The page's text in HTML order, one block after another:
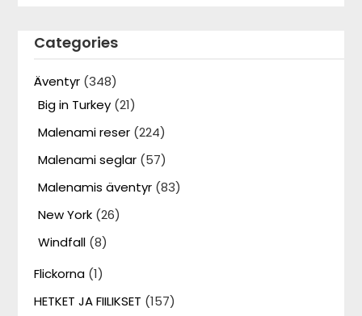
Categories
Äventyr (348)
Big in Turkey (21)
Malenami reser (224)
Malenami seglar (57)
Malenamis äventyr (83)
New York (26)
Windfall (8)
Flickorna (1)
HETKET JA FIILIKSET (157)